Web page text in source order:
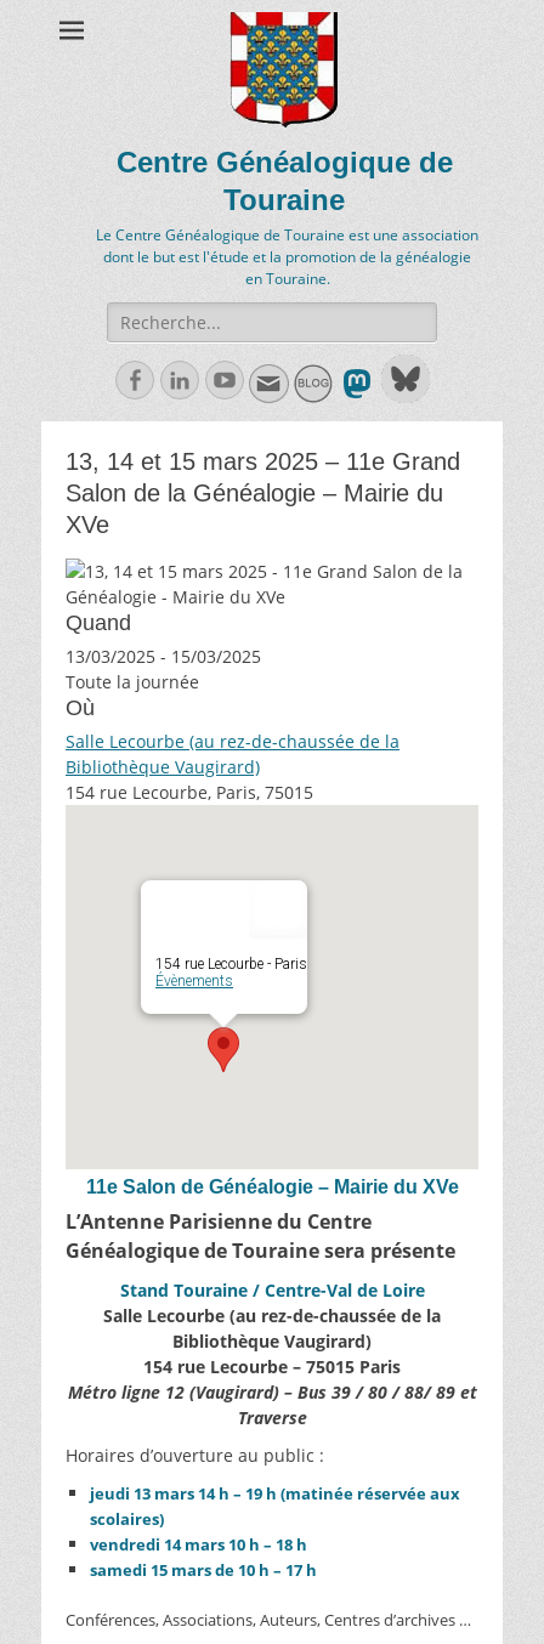
Centre Généalogique de
Touraine
Le Centre Généalogique de Touraine est une association
dont le but est l'étude et la promotion de la généalogie
en Touraine.
Recherche
de:
FacebookLinkedln
Youtube
13, 14 et 15 mars 2025 – 11e Grand
Salon de la Généalogie – Mairie du
XVe
Quand
13/03/2025 - 15/03/2025
Toute la journée
Où
Salle Lecourbe (au rez-de-chaussée de la
Bibliothèque Vaugirard)
154 rue Lecourbe, Paris, 75015
154 rue Lecourbe - Paris
Évènements
11e Salon de Généalogie – Mairie du XVe
L’Antenne Parisienne du Centre
Généalogique de Touraine sera présente
Stand Touraine / Centre-Val de Loire
Salle Lecourbe (au rez-de-chaussée de la
Bibliothèque Vaugirard)
154 rue Lecourbe – 75015 Paris
Métro ligne 12 (Vaugirard) – Bus 39 / 80 / 88/ 89 et
Traverse
Horaires d’ouverture au public :
jeudi 13 mars 14 h – 19 h (matinée réservée aux
scolaires)
vendredi 14 mars 10 h – 18 h
samedi 15 mars de 10 h – 17 h
Conférences, Associations, Auteurs, Centres d’archives …